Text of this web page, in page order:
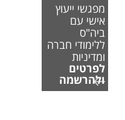
מפגשי ייעוץ
אישי עם
ביה"ס
ללימודי חברה
ומדיניות
לפרטים
ולהרשמה